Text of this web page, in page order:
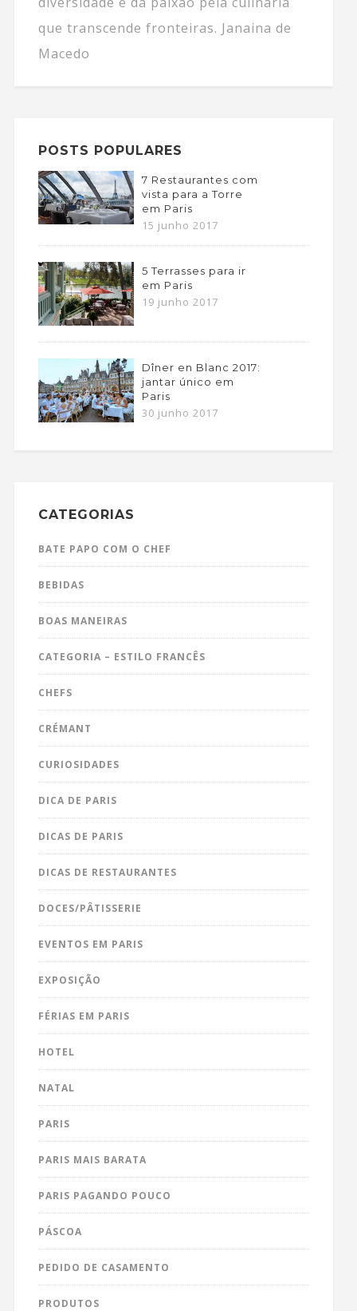
que transcende fronteiras. Janaina de
Macedo
POSTS POPULARES
7 Restaurantes com
vista para a Torre
em Paris
15 junho 2017
5 Terrasses para ir
em Paris
19 junho 2017
Dîner en Blanc 2017:
jantar único em
Paris
30 junho 2017
CATEGORIAS
BATE PAPO COM O CHEF
BEBIDAS
BOAS MANEIRAS
CATEGORIA – ESTILO FRANCÊS
CHEFS
CRÉMANT
CURIOSIDADES
DICA DE PARIS
DICAS DE PARIS
DICAS DE RESTAURANTES
DOCES/PÂTISSERIE
EVENTOS EM PARIS
EXPOSIÇÃO
FÉRIAS EM PARIS
HOTEL
NATAL
PARIS
PARIS MAIS BARATA
PARIS PAGANDO POUCO
PÁSCOA
PEDIDO DE CASAMENTO
PRODUTOS